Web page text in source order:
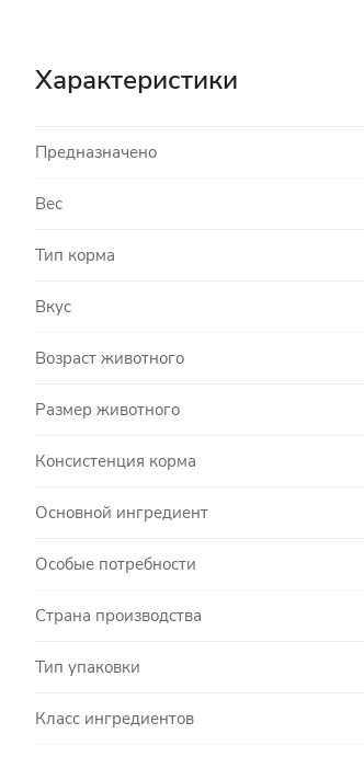
Характеристики
Предназначено
Вес
Тип корма
Вкус
Возраст животного
Размер животного
Консистенция корма
Основной ингредиент
Особые потребности
Страна производства
Тип упаковки
Класс ингредиентов